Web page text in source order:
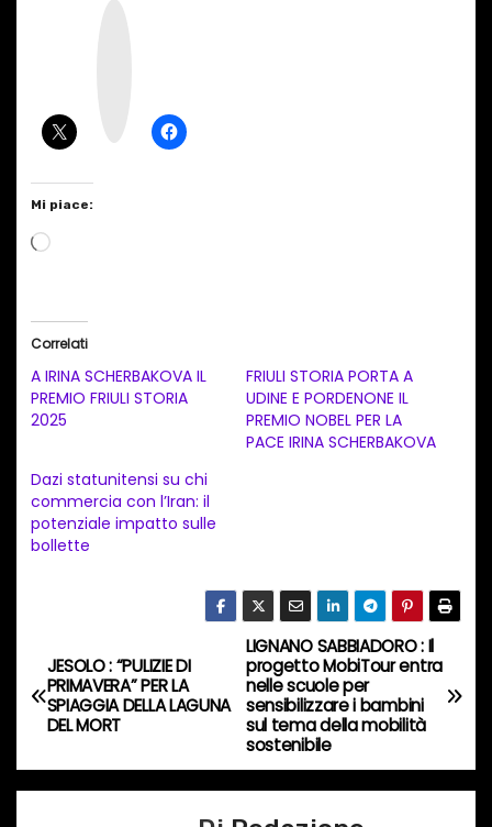
Mi piace:
C
a
m
n
t
o
o
r
s
…
Correlati
A IRINA SCHERBAKOVA IL
PREMIO FRIULI STORIA
2025
FRIULI STORIA PORTA A
UDINE E PORDENONE IL
PREMIO NOBEL PER LA
PACE IRINA SCHERBAKOVA
Dazi statunitensi su chi
commercia con l’Iran: il
potenziale impatto sulle
bollette
N
a
i
LIGNANO SABBIADORO : Il
progetto MobiTour entra
nelle scuole per
sensibilizzare i bambini
sul tema della mobilità
sostenibile
JESOLO : “PULIZIE DI
PRIMAVERA” PER LA
SPIAGGIA DELLA LAGUNA
DEL MORT